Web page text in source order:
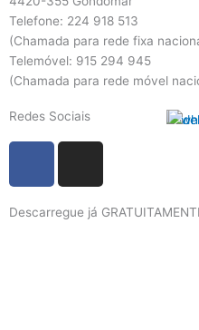
Telefone: 224 918 513
(Chamada para rede fixa
Telemóvel: 915 294 945
(Chamada para rede móvel
Redes Sociais
e
t
Descarregue já